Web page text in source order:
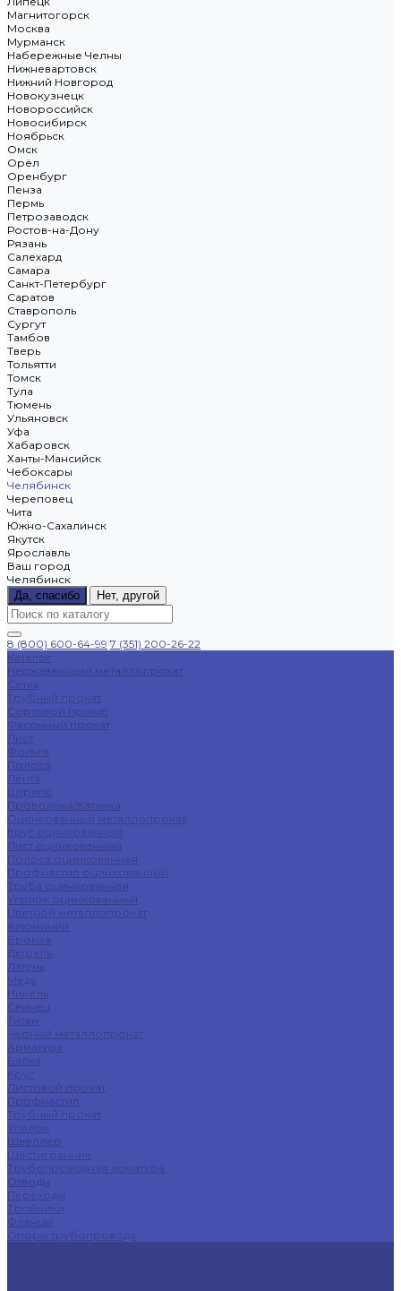
Магнитогорск
Москва
Мурманск
Набережные Челны
Нижневартовск
Нижний Новгород
Новокузнецк
Новороссийск
Новосибирск
Ноябрьск
Омск
Орёл
Оренбург
Пенза
Пермь
Петрозаводск
Ростов-на-Дону
Рязань
Салехард
Самара
Санкт-Петербург
Саратов
Ставрополь
Сургут
Тамбов
Тверь
Тольятти
Томск
Тула
Тюмень
Ульяновск
Уфа
Хабаровск
Ханты-Мансийск
Чебоксары
Челябинск
Череповец
Чита
Южно-Сахалинск
Якутск
Ярославль
Ваш город
Челябинск
Да, спасибо
Нет, другой
8 (800) 600-64-99 7 (351) 200-26-22
Каталог
Нержавеющий металлопрокат
Сетка
Трубный прокат
Сортовой прокат
Фасонный прокат
Лист
Фольга
Полоса
Лента
Штрипс
Проволока/Катанка
Оцинкованный металлопрокат
Круг оцинкованный
Лист оцинкованный
Полоса оцинкованная
Профнастил оцинкованный
Труба оцинкованная
Уголок оцинкованный
Цветной металлопрокат
Алюминий
Бронза
Дюраль
Латунь
Медь
Никель
Свинец
Титан
Черный металлопрокат
Арматура
Балка
Круг
Листовой прокат
Профнастил
Трубный прокат
Уголок
Швеллер
Шестигранник
Трубопроводная арматура
Отводы
Переходы
Тройники
Фланцы
Опоры трубопровода